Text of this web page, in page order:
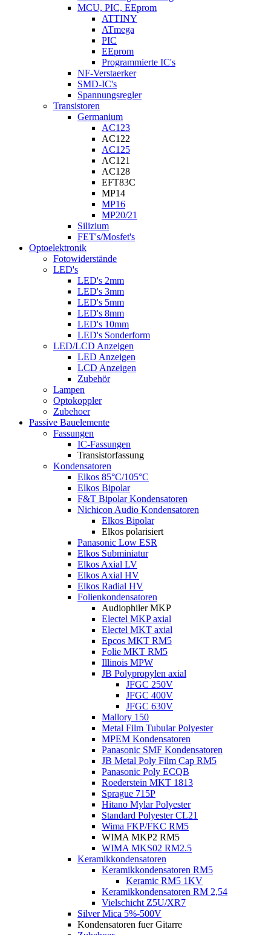
MCU, PIC, EEprom
ATTINY
ATmega
PIC
EEprom
Programmierte IC's
NF-Verstaerker
SMD-IC's
Spannungsregler
Transistoren
Germanium
AC123
AC122
AC125
AC121
AC128
EFT83C
MP14
MP16
MP20/21
Silizium
FET's/Mosfet's
Optoelektronik
Fotowiderstände
LED's
LED's 2mm
LED's 3mm
LED's 5mm
LED's 8mm
LED's 10mm
LED's Sonderform
LED/LCD Anzeigen
LED Anzeigen
LCD Anzeigen
Zubehör
Lampen
Optokoppler
Zubehoer
Passive Bauelemente
Fassungen
IC-Fassungen
Transistorfassung
Kondensatoren
Elkos 85°C/105°C
Elkos Bipolar
F&T Bipolar Kondensatoren
Nichicon Audio Kondensatoren
Elkos Bipolar
Elkos polarisiert
Panasonic Low ESR
Elkos Subminiatur
Elkos Axial LV
Elkos Axial HV
Elkos Radial HV
Folienkondensatoren
Audiophiler MKP
Electel MKP axial
Electel MKT axial
Epcos MKT RM5
Folie MKT RM5
Illinois MPW
JB Polypropylen axial
JFGC 250V
JFGC 400V
JFGC 630V
Mallory 150
Metal Film Tubular Polyester
MPEM Kondensatoren
Panasonic SMF Kondensatoren
JB Metal Poly Film Cap RM5
Panasonic Poly ECQB
Roederstein MKT 1813
Sprague 715P
Hitano Mylar Polyester
Standard Polyester CL21
Wima FKP/FKC RM5
WIMA MKP2 RM5
WIMA MKS02 RM2.5
Keramikkondensatoren
Keramikkondensatoren RM5
Keramic RM5 1KV
Keramikkondensatoren RM 2,54
Vielschicht Z5U/XR7
Silver Mica 5%-500V
Kondensatoren fuer Gitarre